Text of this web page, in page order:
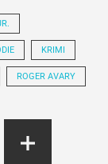
KRIMI
ROGER AVARY